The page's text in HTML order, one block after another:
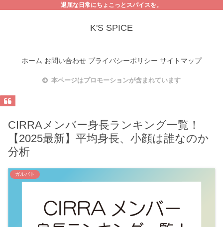
退屈な日常にちょこっとスパイスを。
K'S SPICE
ホーム お問い合わせ プライバシーポリシー サイトマップ
本ページはプロモーションが含まれています
CIRRAメンバー身長ランキング一覧！
【2025最新】平均身長、小顔は誰なのか
分析
ガルバト